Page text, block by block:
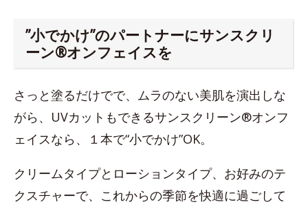
”小でかけ”のパートナーにサンスクリ
ーン®オンフェイスを
さっと塗るだけでで、ムラのない美肌を演出しな
がら、UVカットもできるサンスクリーン®オンフ
ェイスなら、１本で“小でかけ”OK。
クリームタイプとローションタイプ、お好みのテ
クスチャーで、これからの季節を快適に過ごして